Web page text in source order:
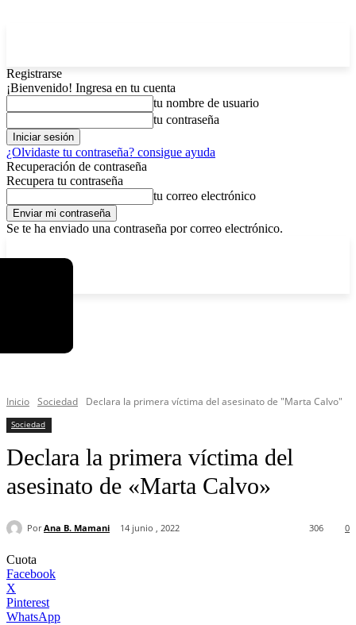
Registrarse
¡Bienvenido! Ingresa en tu cuenta
tu nombre de usuario
tu contraseña
¿Olvidaste tu contraseña? consigue ayuda
Recuperación de contraseña
Recupera tu contraseña
tu correo electrónico
Se te ha enviado una contraseña por correo electrónico.
Inicio Sociedad Declara la primera víctima del asesinato de "Marta Calvo"
Sociedad
Declara la primera víctima del
asesinato de «Marta Calvo»
Por Ana B. Mamani 14 junio , 2022 0
306
Cuota
Facebook
X
Pinterest
WhatsApp